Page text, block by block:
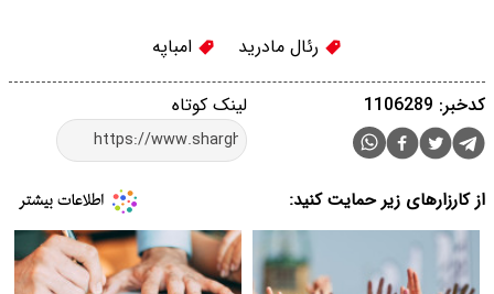
رئال مادرید امباپه
لینک کوتاه کدخبر: 1106289
از کارزارهای زیر حمایت کنید: